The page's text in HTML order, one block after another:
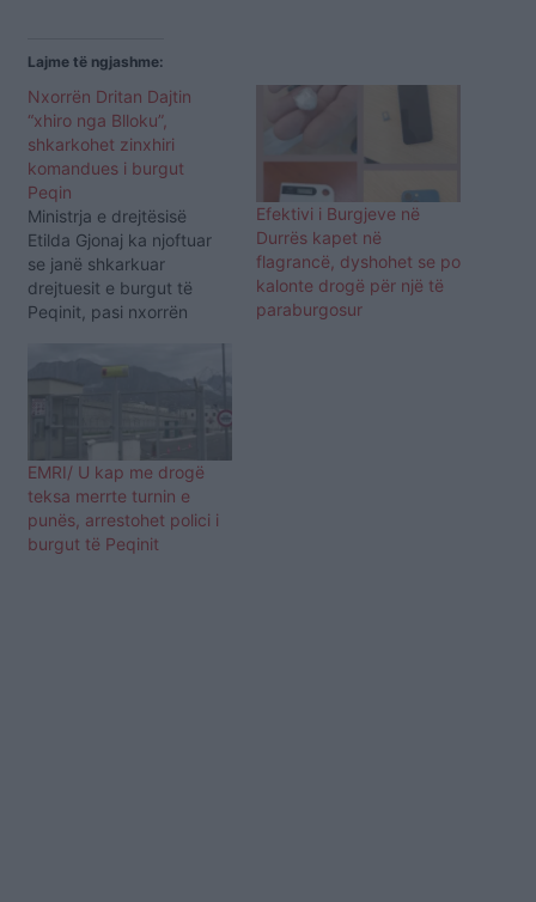
Lajme të ngjashme:
Nxorrën Dritan Dajtin
“xhiro nga Blloku”,
shkarkohet zinxhiri
komandues i burgut
Peqin
Ministrja e drejtësisë
Etilda Gjonaj ka njoftuar
se janë shkarkuar
drejtuesit e burgut të
Peqinit, pasi nxorrën
Sipas njoftimit të Gjonajt,
u bë e mundur: Lirimi nga
IEVP-së Peqin, z. Emin
Shpata për…
Efektivi i Burgjeve në
Durrës kapet në
flagrancë, dyshohet se po
kalonte drogë për një të
paraburgosur
EMRI/ U kap me drogë
teksa merrte turnin e
punës, arrestohet polici i
burgut të Peqinit